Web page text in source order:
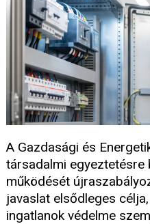
A Gazdasági és
társadalmi
működését
javaslat elsődleges
ingatlanok védelme